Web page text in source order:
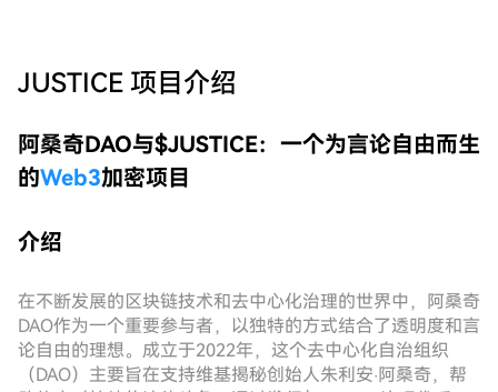
JUSTICE 项目介绍
阿桑奇DAO与$JUSTICE：一个为言论自由而生
的Web3加密项目
介绍
在不断发展的区块链技术和去中心化治理的世界中，阿桑奇
DAO作为一个重要参与者，以独特的方式结合了透明度和言
论自由的理想。成立于2022年，这个去中心化自治组织
（DAO）主要旨在支持维基揭秘创始人朱利安·阿桑奇，帮